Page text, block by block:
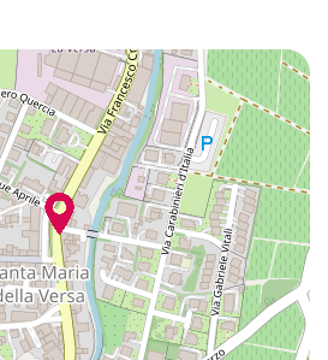
navigazione
i link
Nascondi le
immagini